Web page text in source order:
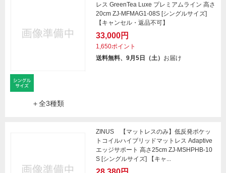
＋全3種類
レス GreenTea Luxe プレミアムライン 高さ
20cm ZJ-MFMAG1-08S [シングルサイズ]
【キャンセル・返品不可】
33,000円
1,650ポイント
送料無料、9月5日（土） お届け
ZINUS 【マットレスのみ】低反発ポケッ
トコイルハイブリッドマットレス Adaptive
エッジサポート 高さ25cm ZJ-MSHPHB-10
S [シングルサイズ] 【キャ...